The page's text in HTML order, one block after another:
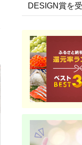
沖縄県 うるま市
【ふるさと納税】［沖
DESIGN賞を